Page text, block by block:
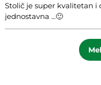
Stolič je super kvalitetan i
jednostavna ...🙂